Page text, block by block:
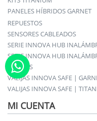
PANELES HÍBRIDOS GARNET
REPUESTOS
SENSORES CABLEADOS
SERIE INNOVA HUB
SERIE INNOVA HUB
SIRENAS
VALIJAS INNOVA SAFE |
VALIJAS INNOVA SAFE |
MI CUENTA